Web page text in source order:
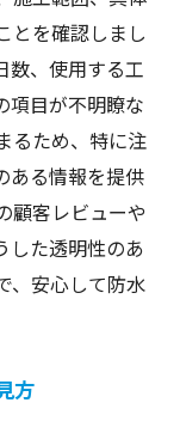
とを確認しまし
数、使用する工
項目が不明瞭な
るため、特に注
ある情報を提供
顧客レビューや
した透明性のあ
、安心して防水
方